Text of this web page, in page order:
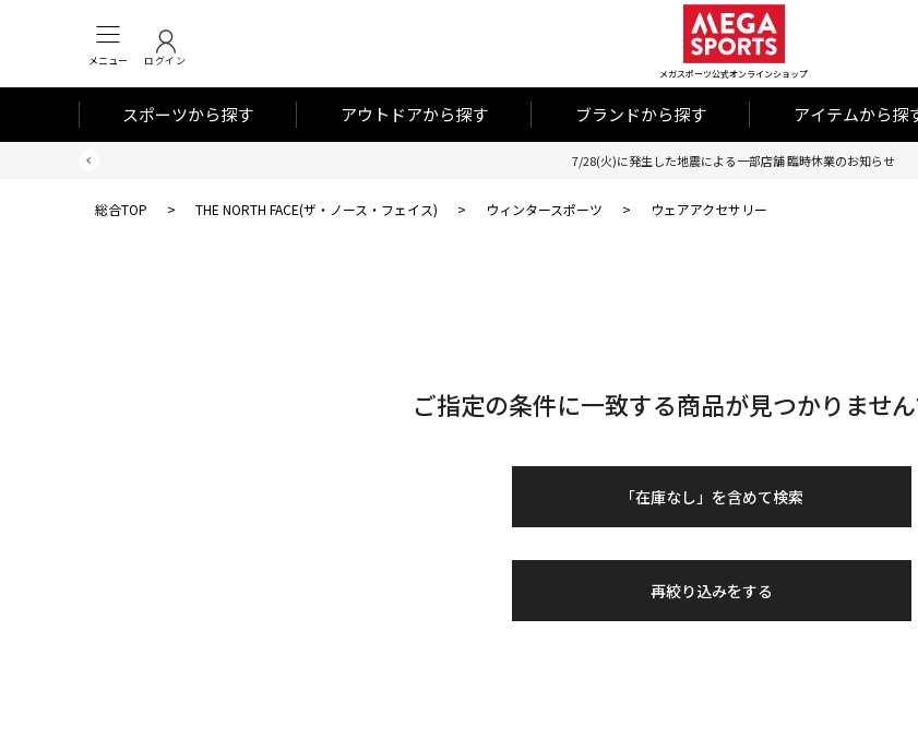
メニュー ログイン
メガスポーツ公式オンラインショップ
スポーツから探す アウトドアから探す ブランドから探す アイテムから探
7/28(火)に発生した地震による一部店舗 臨時休業のお知らせ
総合TOP > THE NORTH FACE(ザ・ノース・フェイス) > ウィンタースポーツ > ウェアアクセサリー
ご指定の条件に一致する商品が見つかりません
「在庫なし」を含めて検索
再絞り込みをする